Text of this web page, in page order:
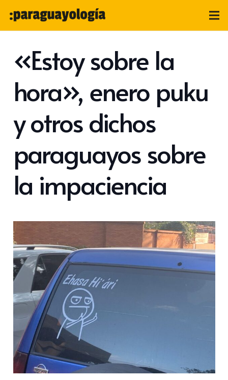
«Estoy sobre la
hora», enero puku
y otros dichos
paraguayos sobre
la impaciencia